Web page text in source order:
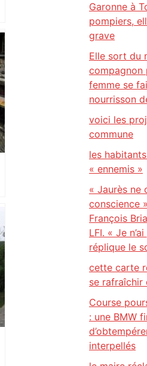
Garonne à
pompiers,
grave
Elle sort du
compagnon
femme se
nourrisson
voici les
commune
les
« ennemis »
« Jaurès ne
conscience
François
LFI. « Je
réplique le
cette carte
se rafraîchir
Course
: une BMW
interpellés